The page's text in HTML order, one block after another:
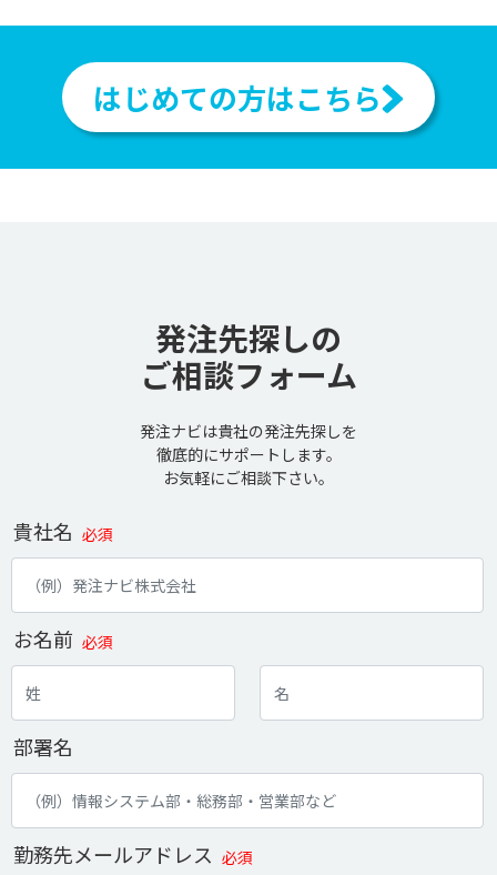
はじめての方はこちら
発注先探しの
ご相談フォーム
発注ナビは貴社の発注先探しを
徹底的にサポートします。
お気軽にご相談下さい。
貴社名 必須
お名前 必須
部署名
勤務先メールアドレス 必須